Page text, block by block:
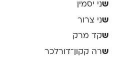
שני יסמין
שני צרור
שקד מרק
שרה קקון־דורלכר